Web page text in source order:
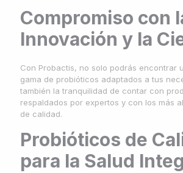
Probióticos de
para la Salud
Compromiso con
Innovación y la
Con Probactis, no solo podrás encontrar
gama de probióticos adaptados a tus
también la tranquilidad de contar con
respaldados por expertos y con los más
de calidad.